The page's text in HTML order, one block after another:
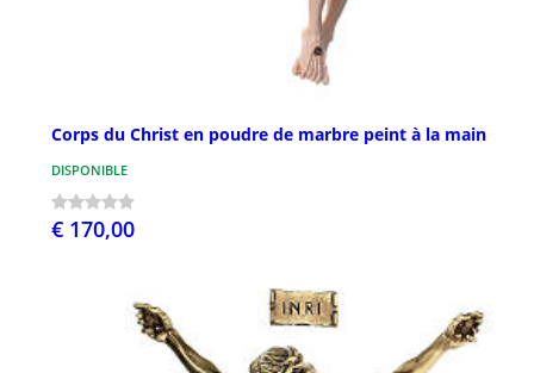
Corps du Christ en poudre de marbre peint à la main
DISPONIBLE
€ 170,00